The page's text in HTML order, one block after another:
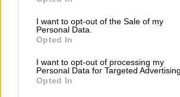
use your data for below specified purposes
consent section.
I want to opt-out of the Sale of my
Personal Data.
Opted In
I want to opt-out of processing my
Personal Data for Targeted Advertising.
Opted In